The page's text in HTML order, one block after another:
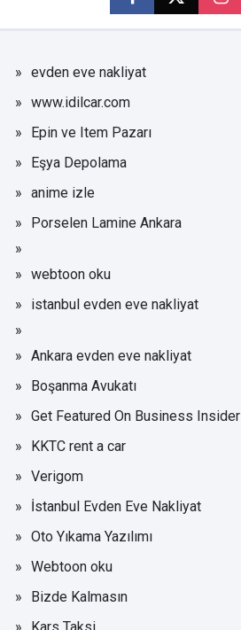
evden eve nakliyat
www.idilcar.com
Epin ve Item Pazarı
Eşya Depolama
anime izle
Porselen Lamine Ankara
webtoon oku
istanbul evden eve nakliyat
Ankara evden eve nakliyat
Boşanma Avukatı
Get Featured On Business Insider
KKTC rent a car
Verigom
İstanbul Evden Eve Nakliyat
Oto Yıkama Yazılımı
Webtoon oku
Bizde Kalmasın